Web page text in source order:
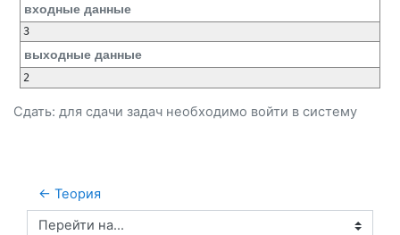
входные данные
выходные данные
Сдать: для сдачи задач необходимо войти в систему
← Теория